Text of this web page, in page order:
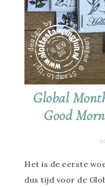
Global
Good
Het is de eerste
dus tijd voor de